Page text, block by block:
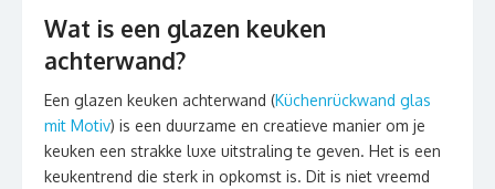
Wat is een glazen keuken
achterwand?
Een glazen keuken achterwand (Küchenrückwand glas
mit Motiv) is een duurzame en creatieve manier om je
keuken een strakke luxe uitstraling te geven. Het is een
keukentrend die sterk in opkomst is. Dit is niet vreemd